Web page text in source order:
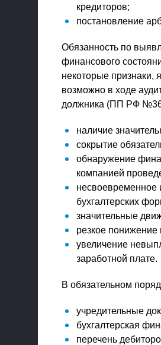
кредиторов;
постановление
Обязанность по
финансового
некоторые признаки,
возможно в ходе
должника (ПП РФ
наличие
сокрытие
обнаружение
компанией
несвоевременное
бухгалтерских
значительные
резкое понижение
увеличение
заработной плате.
В обязательном
учредительные
бухгалтерская
перечень